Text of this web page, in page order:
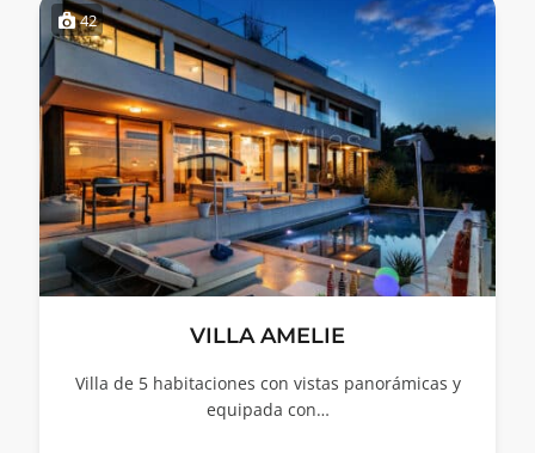
42
VILLA AMELIE
Villa de 5 habitaciones con vistas panorámicas y
equipada con…